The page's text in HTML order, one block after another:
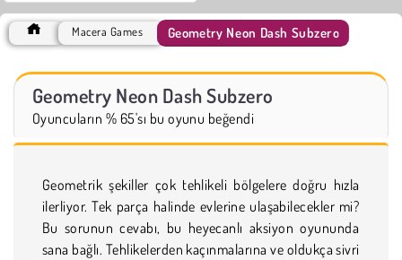
Macera Games Geometry Neon Dash Subzero
Geometry Neon Dash Subzero
Oyuncuların % 65'sı bu oyunu beğendi
Geometrik şekiller çok tehlikeli bölgelere doğru hızla
ilerliyor. Tek parça halinde evlerine ulaşabilecekler mi?
Bu sorunun cevabı, bu heyecanlı aksiyon oyununda
sana bağlı. Tehlikelerden kaçınmalarına ve oldukça sivri